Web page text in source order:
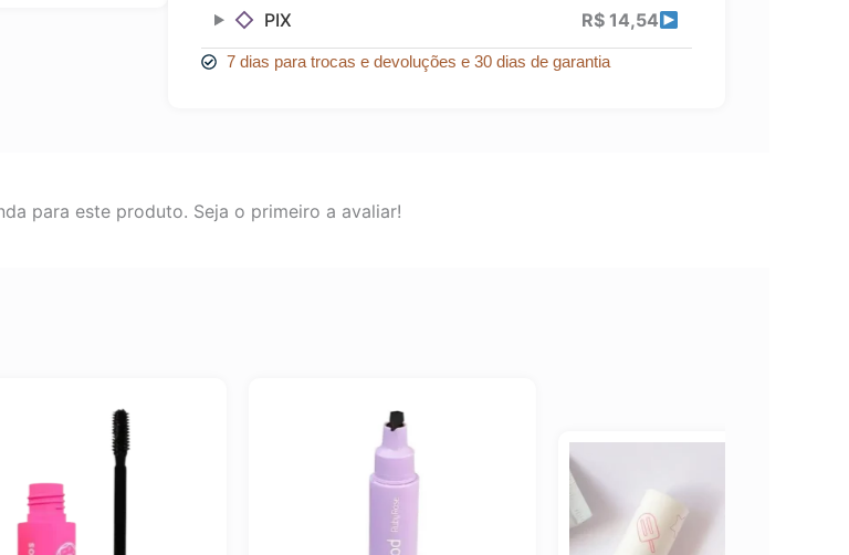
PIX R$14,54
7 dias para trocas e devoluções e 30 dias de garantia
para este produto. Seja o primeiro a avaliar!